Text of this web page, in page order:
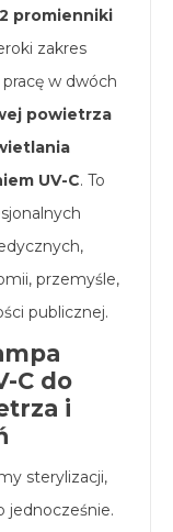
promienniki
zakres
w dwóch
powietrza
UV-C. To
przemyśle,
publicznej.
C do
i
sterylizacji,
jednocześnie.